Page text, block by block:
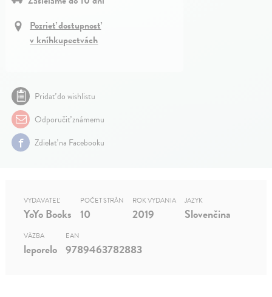
Pozrieť dostupnosť
v kníhkupectvách
Pridať do wishlistu
Odporučiť známemu
Zdielať na Facebooku
VYDAVATEĽ
YoYo Books
POČET STRÁN
10
ROK VYDANIA
2019
JAZYK
Slovenčina
VÄZBA
leporelo
EAN
9789463782883